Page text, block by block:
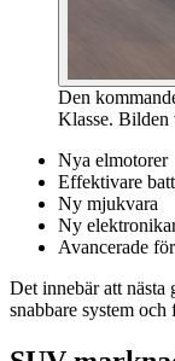
Den
Klasse.
Nya elmotorer
Effektivare
Ny mjukvara
Ny
Avancerade
Det innebär att
snabbare system